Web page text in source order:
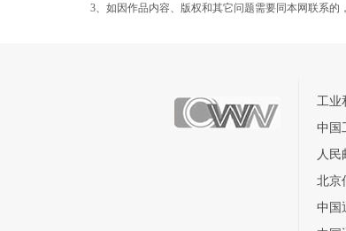
3、如因作品内容、版权和其它问题需要同本网联系的
工业
中国
人民
北京
中国